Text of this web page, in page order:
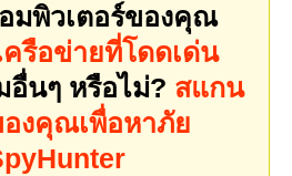
มพิวเตอร์ของคุณ
ครือข่ายที่โดดเด่น
นๆ หรือไม่? สแกน
งคุณเพื่อหาภัย